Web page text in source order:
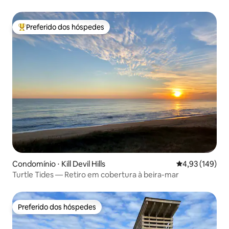
Entre os melhores preferidos dos hóspedes
Preferido dos hóspedes
Condomínio ⋅ Kill Devil Hills 4,93 de uma
4,93 (149)
Turtle Tides — Retiro em cobertura à beira-mar
Preferido dos hóspedes
Preferido dos hóspedes